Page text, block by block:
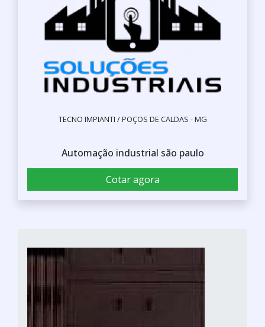
TECNO IMPIANTI / POÇOS DE CALDAS - MG
Automação industrial são paulo
Cotar agora